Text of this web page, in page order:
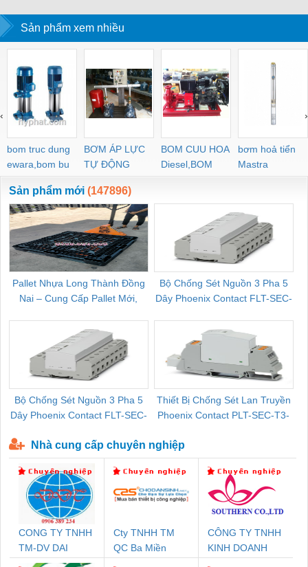
Sản phẩm xem nhiều
bom truc dung
ewara,bom bu
ewara
BƠM ÁP LỰC
TỰ ĐỘNG
BOM CUU HOA
Diesel,BOM
CHUA CHAY
bơm hoả tiển
Mastra
‹ ›
Sản phẩm mới (147896)
Pallet Nhựa Long Thành Đồng
Nai – Cung Cấp Pallet Mới,
Bộ Chống Sét Nguồn 3 Pha 5
Dây Phoenix Contact FLT-SEC-
Bộ Chống Sét Nguồn 3 Pha 5
Dây Phoenix Contact FLT-SEC-
Thiết Bị Chống Sét Lan Truyền
Phoenix Contact PLT-SEC-T3-
Nhà cung cấp chuyên nghiệp
CONG TY TNHH
TM-DV DAI
DONG THANH
Cty TNHH TM
QC Ba Miền
CÔNG TY TNHH
KINH DOANH